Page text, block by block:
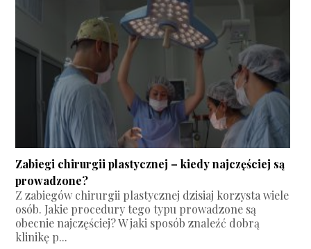
Zabiegi chirurgii plastycznej – kiedy najczęściej są
prowadzone?
Z zabiegów chirurgii plastycznej dzisiaj korzysta wiele
osób. Jakie procedury tego typu prowadzone są
obecnie najczęściej? W jaki sposób znaleźć dobrą
klinikę p...